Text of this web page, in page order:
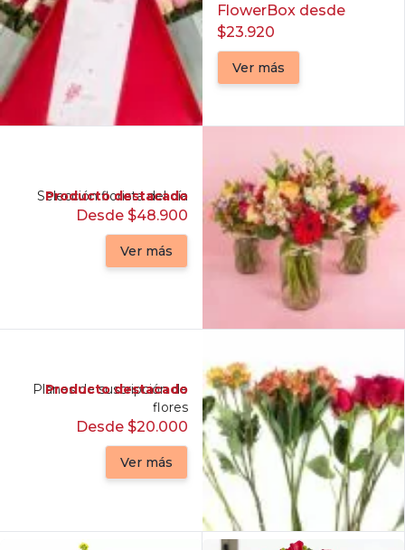
FlowerBox desde
$23.920
Ver más
Producto destacado
Selección florista del día
Desde $48.900
Ver más
Producto destacado
Planes de suscripción de
flores
Desde $20.000
Ver más